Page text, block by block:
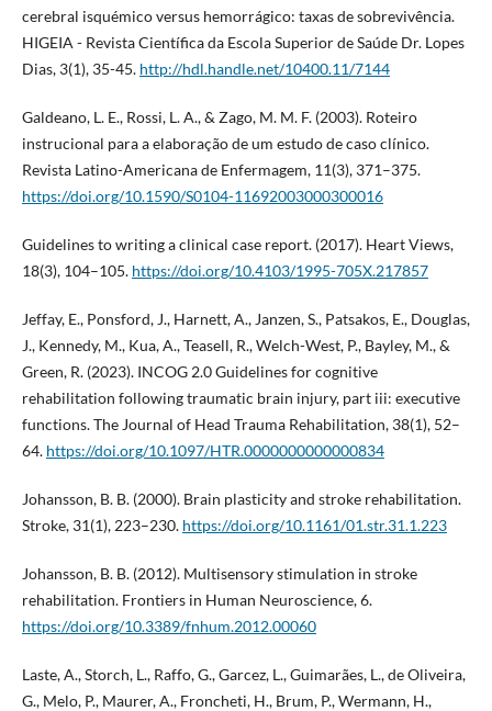
cerebral isquémico versus hemorrágico: taxas de sobrevivência.
HIGEIA - Revista Científica da Escola Superior de Saúde Dr. Lopes
Dias, 3(1), 35-45. http://hdl.handle.net/10400.11/7144
Galdeano, L. E., Rossi, L. A., & Zago, M. M. F. (2003). Roteiro
instrucional para a elaboração de um estudo de caso clínico.
Revista Latino-Americana de Enfermagem, 11(3), 371–375.
https://doi.org/10.1590/S0104-11692003000300016
Guidelines to writing a clinical case report. (2017). Heart Views,
18(3), 104–105. https://doi.org/10.4103/1995-705X.217857
Jeffay, E., Ponsford, J., Harnett, A., Janzen, S., Patsakos, E., Douglas,
J., Kennedy, M., Kua, A., Teasell, R., Welch-West, P., Bayley, M., &
Green, R. (2023). INCOG 2.0 Guidelines for cognitive
rehabilitation following traumatic brain injury, part iii: executive
functions. The Journal of Head Trauma Rehabilitation, 38(1), 52–
64. https://doi.org/10.1097/HTR.0000000000000834
Johansson, B. B. (2000). Brain plasticity and stroke rehabilitation.
Stroke, 31(1), 223–230. https://doi.org/10.1161/01.str.31.1.223
Johansson, B. B. (2012). Multisensory stimulation in stroke
rehabilitation. Frontiers in Human Neuroscience, 6.
https://doi.org/10.3389/fnhum.2012.00060
Laste, A., Storch, L., Raffo, G., Garcez, L., Guimarães, L., de Oliveira,
G., Melo, P., Maurer, A., Froncheti, H., Brum, P., Wermann, H.,